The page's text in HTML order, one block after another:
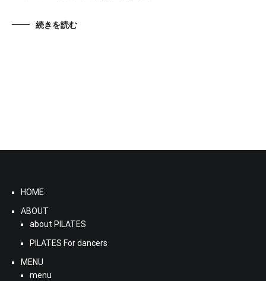
続きを読む
HOME
ABOUT
about PILATES
PILATES For dancers
MENU
menu